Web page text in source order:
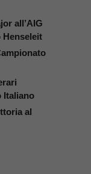
all’AIG
Henseleit
Italiano
al